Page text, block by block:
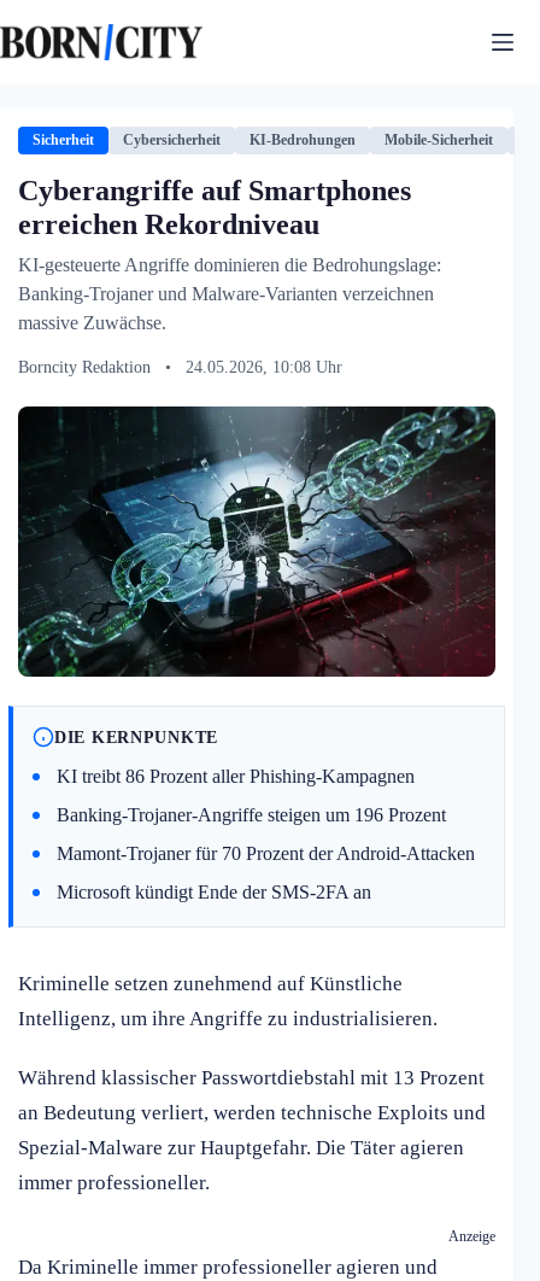
Inhalt
springen
Sicherheit Cybersicherheit KI-Bedrohungen Mobile-Sicherheit
Cyberangriffe auf Smartphones
erreichen Rekordniveau
KI-gesteuerte Angriffe dominieren die Bedrohungslage:
Banking-Trojaner und Malware-Varianten verzeichnen
massive Zuwächse.
Borncity Redaktion • 24.05.2026, 10:08 Uhr
DIE KERNPUNKTE
KI treibt 86 Prozent aller Phishing-Kampagnen
Banking-Trojaner-Angriffe steigen um 196 Prozent
Mamont-Trojaner für 70 Prozent der Android-Attacken
Microsoft kündigt Ende der SMS-2FA an
Kriminelle setzen zunehmend auf Künstliche
Intelligenz, um ihre Angriffe zu industrialisieren.
Während klassischer Passwortdiebstahl mit 13 Prozent
an Bedeutung verliert, werden technische Exploits und
Spezial-Malware zur Hauptgefahr. Die Täter agieren
immer professioneller.
Anzeige
Da Kriminelle immer professioneller agieren und